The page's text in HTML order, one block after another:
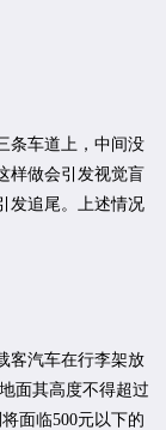
条车道上，中间没
样做会引发视觉盲
发追尾。上述情况
客汽车在行李架放
面其高度不得超过
面临500元以下的